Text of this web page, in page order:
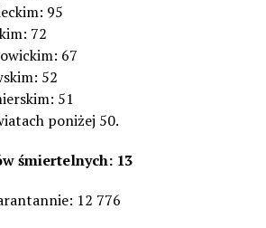
95
72
67
52
51
poniżej 50.
śmiertelnych: 13
12 776